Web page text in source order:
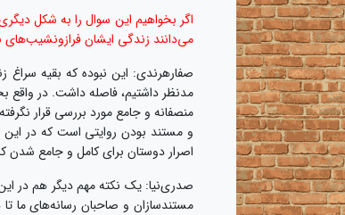
اگر بخواهیم این سوال را به شکل
می‌دانند زندگی ایشان
صفارهرندی: این نبوده که بقیه سراغ
مدنظر داشتیم، فاصله داشت. در واقع
منصفانه و جامع مورد بررسی قرار
و مستند بودن روایتی است که در
اصرار دوستان برای کامل و جامع شدن کار
صدری‌نیا: یک نکته مهم دیگر هم در
مستندسازان و صاحبان رسانه‌های ما